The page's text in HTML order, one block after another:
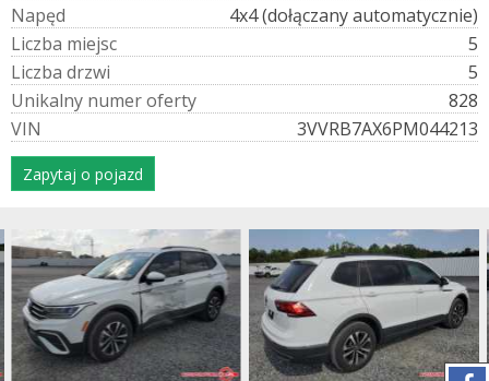
Napęd
4x4 (dołączany automatycznie)
Liczba miejsc
5
Liczba drzwi
5
Unikalny numeroferty
828
VIN 3VVRB7AX6PM044213
Zapytaj o pojazd